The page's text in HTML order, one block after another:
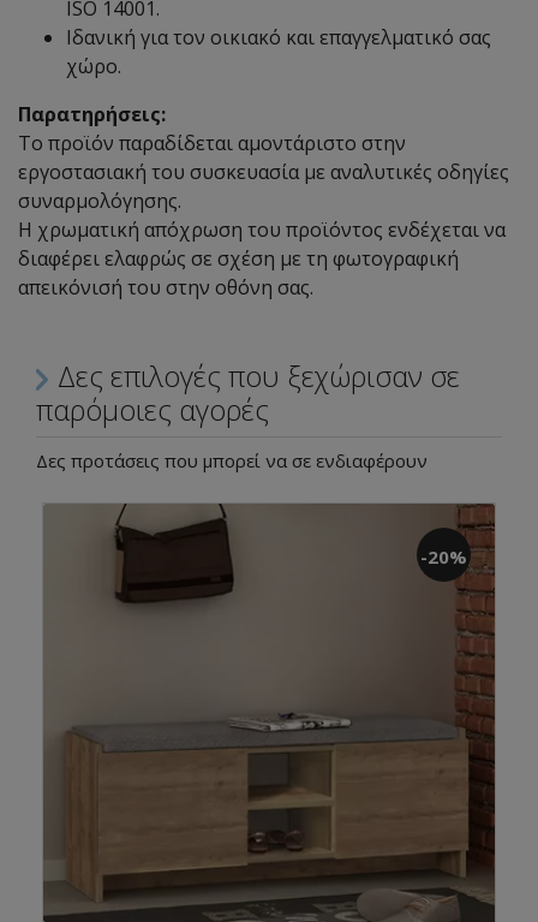
ISO 14001.
Ιδανική για τον οικιακό και επαγγελματικό σας
χώρο.
Παρατηρήσεις:
Το προϊόν παραδίδεται αμοντάριστο στην
εργοστασιακή του συσκευασία με αναλυτικές οδηγίες
συναρμολόγησης.
Η χρωματική απόχρωση του προϊόντος ενδέχεται να
διαφέρει ελαφρώς σε σχέση με τη φωτογραφική
απεικόνισή του στην οθόνη σας.
Δες επιλογές που ξεχώρισαν σε
παρόμοιες αγορές
Δες προτάσεις που μπορεί να σε ενδιαφέρουν
-20%